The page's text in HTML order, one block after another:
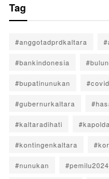
Tag
#anggotadprdkaltara
#bankindonesia
#bupatinunukan
#gubernurkaltara
#kaltaradihati
#kontingenkaltara
#nunukan #pemilu2024